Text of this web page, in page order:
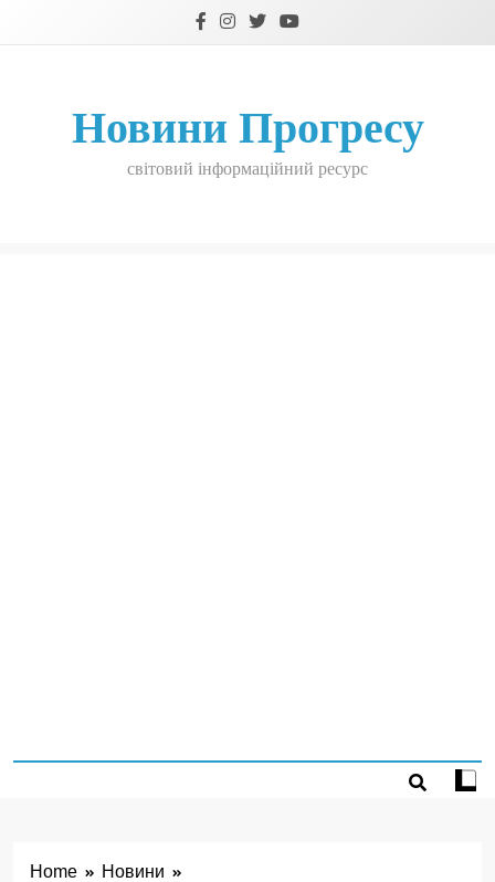
Новини Прогресу
світовий інформаційний ресурс
Home
Новини